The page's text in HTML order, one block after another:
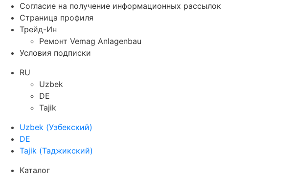
Согласие на получение информационных рассылок
Страница профиля
Трейд-Ин
Ремонт Vemag Anlagenbau
Условия подписки
RU
Uzbek
DE
Tajik
Uzbek (Узбекский)
DE
Tajik (Таджикский)
Каталог